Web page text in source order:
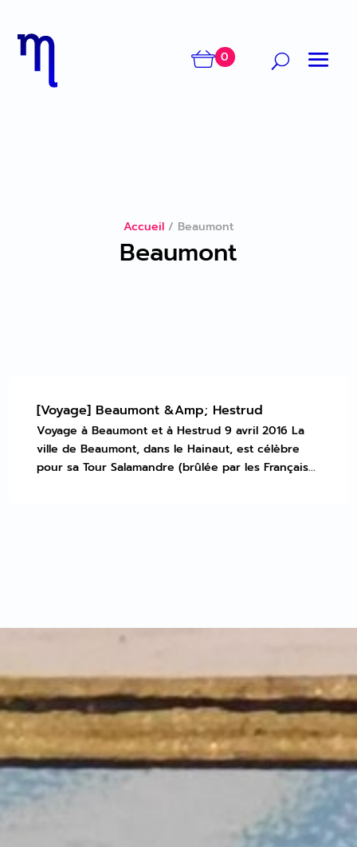
0
Accueil / Beaumont
Beaumont
[Voyage] Beaumont &Amp; Hestrud
Voyage à Beaumont et à Hestrud 9 avril 2016 La
ville de Beaumont, dans le Hainaut, est célèbre
pour sa Tour Salamandre (brûlée par les Français...